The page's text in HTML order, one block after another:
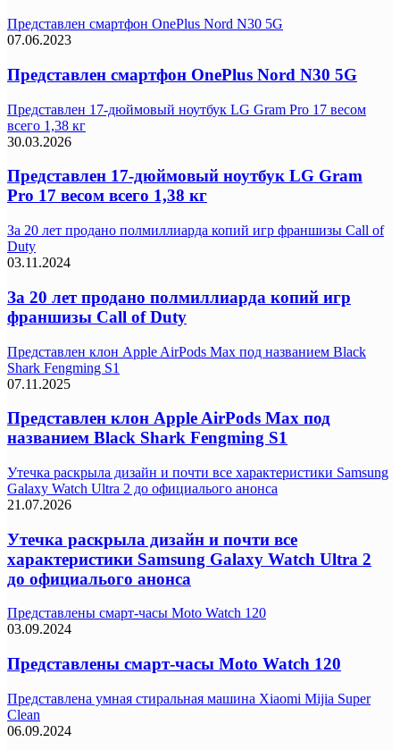
Представлен смартфон OnePlus Nord N30 5G
07.06.2023
Представлен смартфон OnePlus Nord N30 5G
Представлен 17-дюймовый ноутбук LG Gram Pro 17 весом
всего 1,38 кг
30.03.2026
Представлен 17-дюймовый ноутбук LG Gram
Pro 17 весом всего 1,38 кг
За 20 лет продано полмиллиарда копий игр франшизы Call of
Duty
03.11.2024
За 20 лет продано полмиллиарда копий игр
франшизы Call of Duty
Представлен клон Apple AirPods Max под названием Black
Shark Fengming S1
07.11.2025
Представлен клон Apple AirPods Max под
названием Black Shark Fengming S1
Утечка раскрыла дизайн и почти все характеристики Samsung
Galaxy Watch Ultra 2 до официалього анонса
21.07.2026
Утечка раскрыла дизайн и почти все
характеристики Samsung Galaxy Watch Ultra 2
до официалього анонса
Представлены смарт-часы Moto Watch 120
03.09.2024
Представлены смарт-часы Moto Watch 120
Представлена умная стиральная машина Xiaomi Mijia Super
Clean
06.09.2024